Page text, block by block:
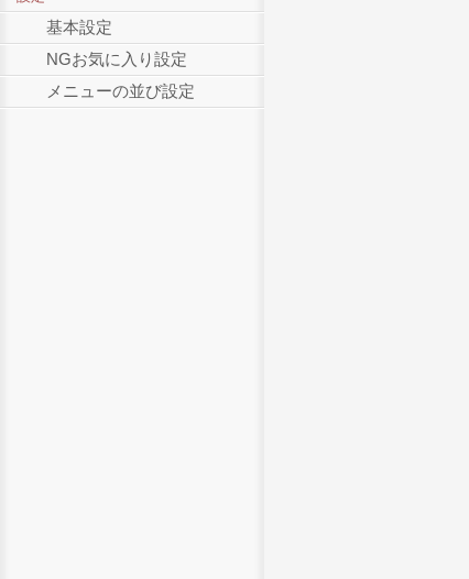
基本設定
NGお気に入り設定
メニューの並び設定